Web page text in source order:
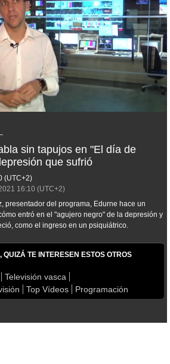
sin tapujos en "El día de
que sufrió
(UTC+2)
16:10 (UTC+2)
presentador del programa, Edurne hace un
entró en el "agujero negro" de la depresión y
como el ingreso en un psiquiátrico.
QUIZÁ TE INTERESEN ESTOS OTROS
Televisión vasca
Top Vídeos Programación